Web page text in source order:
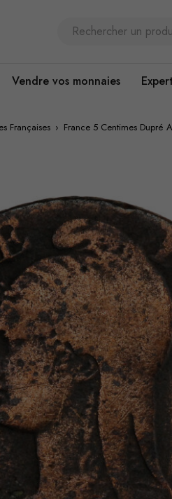
Vendre vos monnaies
Françaises › France 5 Centimes Dupré